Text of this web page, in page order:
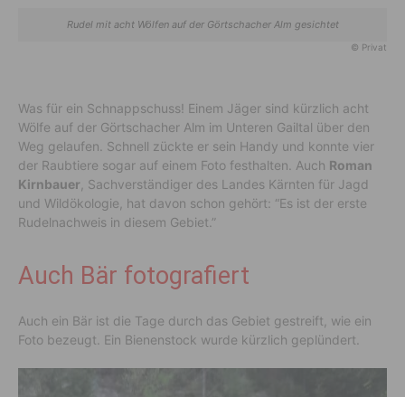
Rudel mit acht Wölfen auf der Görtschacher Alm gesichtet
© Privat
Was für ein Schnappschuss! Einem Jäger sind kürzlich acht
Wölfe auf der Görtschacher Alm im Unteren Gailtal über den
Weg gelaufen. Schnell zückte er sein Handy und konnte vier
der Raubtiere sogar auf einem Foto festhalten. Auch Roman
Kirnbauer , Sachverständiger des Landes Kärnten für Jagd
und Wildökologie, hat davon schon gehört: “Es ist der erste
Rudelnachweis in diesem Gebiet.”
Auch Bär fotografiert
Auch ein Bär ist die Tage durch das Gebiet gestreift, wie ein
Foto bezeugt. Ein Bienenstock wurde kürzlich geplündert.